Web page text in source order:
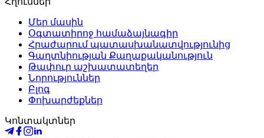
Մեր մասին
Օգտատիրոջ համաձայնագիր
Հրաժարում պատասխանատվությունից
Գաղտնիության Քաղաքականություն
Թափուր աշխատատեղեր
Նորություններ
Բլոգ
Փոխարժեքներ
Կոնտակտներ